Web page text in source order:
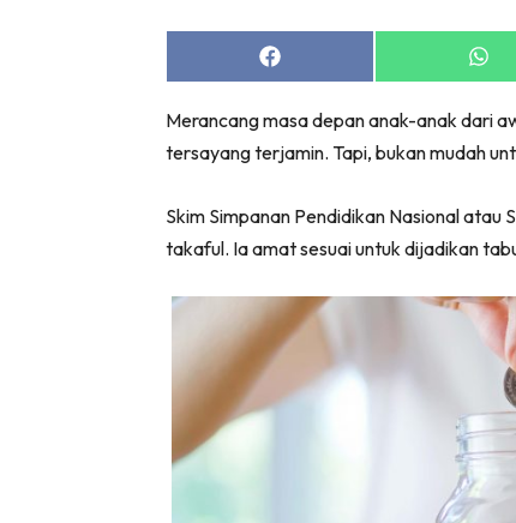
Share
on
Share
on
Merancang masa depan anak-anak dari
tersayang terjamin. Tapi, bukan mudah
Skim Simpanan Pendidikan Nasional atau
takaful. Ia amat sesuai untuk dijadikan